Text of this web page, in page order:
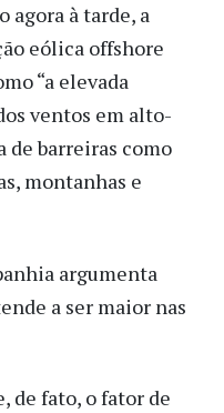
agora à tarde, a
eólica offshore
“a elevada
ventos em alto-
barreiras como
montanhas e
argumenta
a ser maior nas
de fato, o fator de